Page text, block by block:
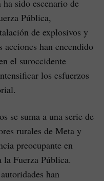
sido escenario de
Pública,
de explosivos y
acciones han encendido
el suroccidente
los esfuerzos
se suma a una serie de
rurales de Meta y
preocupante en
Fuerza Pública.
han